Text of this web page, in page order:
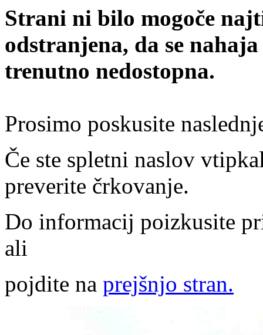
Strani ni bilo mogoče
odstranjena, da se
trenutno nedostopna.
Prosimo poskusite
Če ste spletni naslov
preverite črkovanje.
Do informacij poizkusite
ali
pojdite na prejšnjo stran.